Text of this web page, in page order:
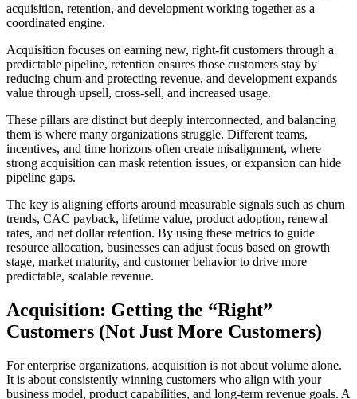
acquisition, retention, and development working together as a
coordinated engine.
Acquisition focuses on earning new, right-fit customers through a
predictable pipeline, retention ensures those customers stay by
reducing churn and protecting revenue, and development expands
value through upsell, cross-sell, and increased usage.
These pillars are distinct but deeply interconnected, and balancing
them is where many organizations struggle. Different teams,
incentives, and time horizons often create misalignment, where
strong acquisition can mask retention issues, or expansion can hide
pipeline gaps.
The key is aligning efforts around measurable signals such as churn
trends, CAC payback, lifetime value, product adoption, renewal
rates, and net dollar retention. By using these metrics to guide
resource allocation, businesses can adjust focus based on growth
stage, market maturity, and customer behavior to drive more
predictable, scalable revenue.
Acquisition: Getting the “Right”
Customers (Not Just More Customers)
For enterprise organizations, acquisition is not about volume alone.
It is about consistently winning customers who align with your
business model, product capabilities, and long-term revenue goals. A